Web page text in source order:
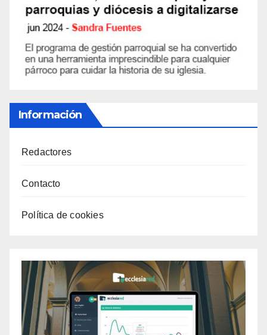
Información
Redactores
Contacto
Política de cookies